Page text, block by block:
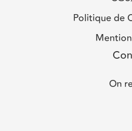
Politique de
On